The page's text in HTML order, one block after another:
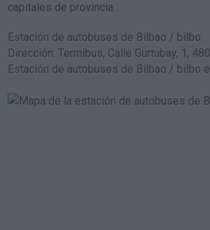
capitales de provincia.
Estación de autobuses de Bilbao / bilbo:
Dirección: Termibus, Calle Gurtubay, 1,
Estación de autobuses de Bilbao / bilbo